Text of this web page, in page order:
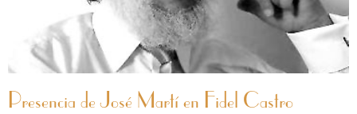
Presencia de José Martí en Fidel Castro